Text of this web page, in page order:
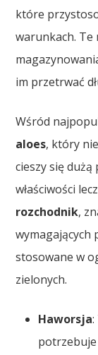
które
warunkach. Te
im przetrwać
Wśród
aloes, który
cieszy się
właściwości
rozchodnik,
wymagających
stosowane w
zielonych.
Haworsja